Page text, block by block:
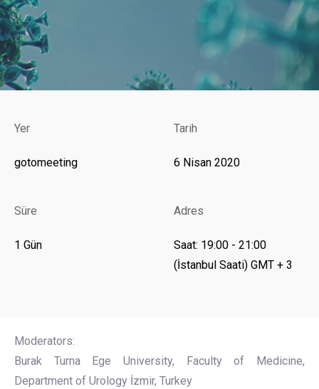
Yer
gotomeeting
Tarih
6 Nisan 2020
Süre
1 Gün
Adres
Saat: 19:00 - 21:00
(İstanbul Saati) GMT + 3
Moderators:
Burak Turna Ege University, Faculty of Medicine,
Department of Urology İzmir, Turkey